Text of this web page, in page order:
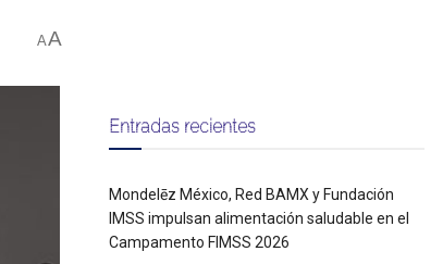
AA
Entradas recientes
Mondelēz México, Red BAMX y Fundación
IMSS impulsan alimentación saludable en el
Campamento FIMSS 2026